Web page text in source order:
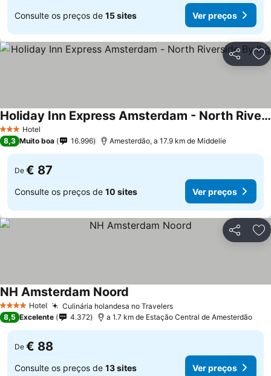
Consulte os preços de 15 sites Ver preços
Partilhar
3 EstrelasHotel
Holiday Inn Express Amsterdam - North Riverside By Ihg
8,3 Muito boa 16.996 Amesterdão, a 17.9 km de Middelie
De € 87
Consulte os preços de 10 sites Ver preços
Partilhar
4 EstrelasHotel Culinária holandesa no Travelers
NH Amsterdam Noord
8,5 Excelente 4.372 a 1.7 km de Estação Central de Amesterdão
De € 88
Consulte os preços de 13 sites Ver preços